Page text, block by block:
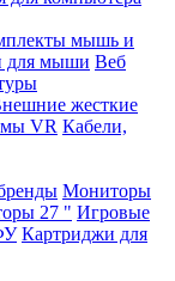
мышь и
для мыши Веб
жесткие
VR Кабели,
Мониторы
27 " Игровые
Картриджи для